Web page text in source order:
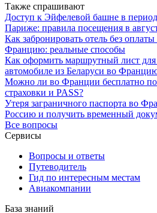
Также спрашивают
Доступ к Эйфелевой башне в
Париже: правила посещения в
Как забронировать отель без
Францию: реальные способы
Как оформить маршрутный лист для
автомобиле из Беларуси во
Можно ли во Франции бесплатно
страховки и PASS?
Утеря заграничного паспорта во
Россию и получить временный
Все вопросы
Сервисы
Вопросы и ответы
Путеводитель
Гид по интересным местам
Авиакомпании
База знаний